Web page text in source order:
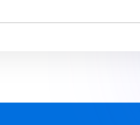
canales virtuales.